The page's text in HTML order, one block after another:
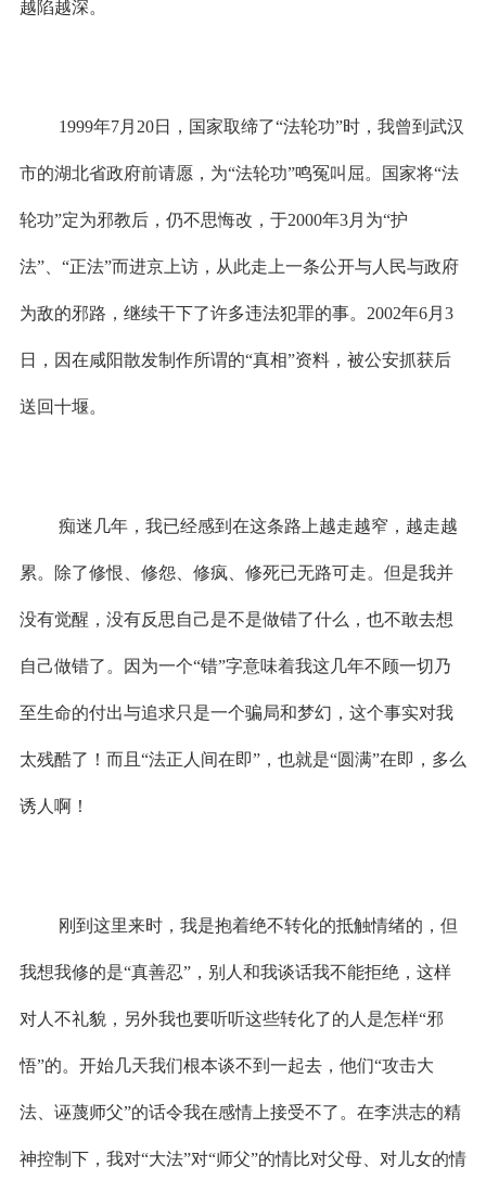
越陷越深。
1999年7月 20日 ，国家取缔了“法轮功”时，我曾到武汉
市的湖北省政府前请愿，为“法轮功”鸣冤叫屈。国家将“法
轮功”定为邪教后，仍不思悔改，于2000年3月为“护
法”、“正法”而进京上访，从此走上一条公开与人民与政府
为敌的邪路，继续干下了许多违法犯罪的事。 2002年6月 3
日 ，因在咸阳散发制作所谓的“真相”资料，被公安抓获后
送回十堰。
痴迷几年，我已经感到在这条路上越走越窄，越走越
累。除了修恨、修怨、修疯、修死已无路可走。但是我并
没有觉醒，没有反思自己是不是做错了什么，也不敢去想
自己做错了。因为一个“错”字意味着我这几年不顾一切乃
至生命的付出与追求只是一个骗局和梦幻，这个事实对我
太残酷了！而且“法正人间在即”，也就是“圆满”在即，多么
诱人啊！
刚到这里来时，我是抱着绝不转化的抵触情绪的，但
我想我修的是“真善忍”，别人和我谈话我不能拒绝，这样
对人不礼貌，另外我也要听听这些转化了的人是怎样“邪
悟”的。开始几天我们根本谈不到一起去，他们“攻击大
法、诬蔑师父”的话令我在感情上接受不了。在李洪志的精
神控制下，我对“大法”对“师父”的情比对父母、对儿女的情